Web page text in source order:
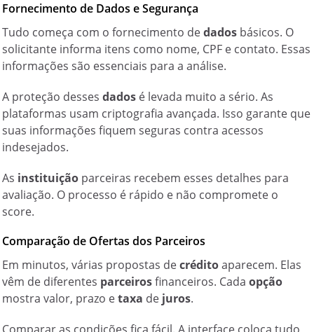
Fornecimento de Dados e Segurança
Tudo começa com o fornecimento dedados básicos. O
solicitante informa itens como nome, CPF e contato. Essas
informações são essenciais para a análise.
A proteção dessesdados é levada muito a sério. As
plataformas usam criptografia avançada. Isso garante que
suas informações fiquem seguras contra acessos
indesejados.
As instituição parceiras recebem esses detalhes para
avaliação. O processo é rápido e não compromete o
score.
Comparação de Ofertas dos Parceiros
Em minutos, várias propostas decréditoaparecem. Elas
vêm de diferentes parceirosfinanceiros. Cadaopção
mostra valor, prazo etaxa de juros.